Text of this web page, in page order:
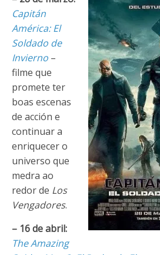
Capitán
América: El
Soldado de
Invierno –
filme que
promete ter
boas escenas
de acción e
continuar a
enriquecer o
universo que
medra ao
redor de Los
Vengadores.
– 16 de abril:
The Amazing